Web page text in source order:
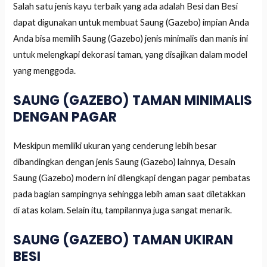
Salah satu jenis kayu terbaik yang ada adalah Besi dan Besi
dapat digunakan untuk membuat Saung (Gazebo) impian Anda
Anda bisa memilih Saung (Gazebo) jenis minimalis dan manis ini
untuk melengkapi dekorasi taman, yang disajikan dalam model
yang menggoda.
SAUNG (GAZEBO) TAMAN MINIMALIS
DENGAN PAGAR
Meskipun memiliki ukuran yang cenderung lebih besar
dibandingkan dengan jenis Saung (Gazebo) lainnya, Desain
Saung (Gazebo) modern ini dilengkapi dengan pagar pembatas
pada bagian sampingnya sehingga lebih aman saat diletakkan
di atas kolam. Selain itu, tampilannya juga sangat menarik.
SAUNG (GAZEBO) TAMAN UKIRAN
BESI